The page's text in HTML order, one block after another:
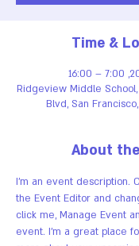
Time &
Ridgeview Middle
Blvd, San
About
I’m an event description.
the Event Editor and
click me, Manage Event
event. I’m a great place